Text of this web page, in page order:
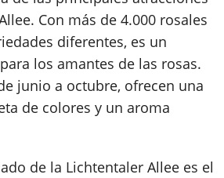
Con más de 4.000 rosales
diferentes, es un
los amantes de las rosas.
junio a octubre, ofrecen una
de colores y un aroma
de la Lichtentaler Allee es el